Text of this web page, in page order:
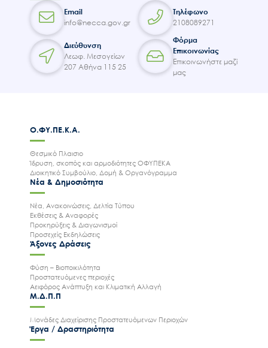
Email
info@necca.gov.gr
Τηλέφωνο
2108089271
Διεύθυνση
Λεωφ. Μεσογείων
207 Αθήνα 115 25
Φόρμα
Επικοινωνίας
Επικοινωνήστε μαζί
μας
Ο.ΦΥ.ΠΕ.Κ.Α.
Θεσμικό Πλαισιο
Ίδρυση, σκοπός και αρμοδιότητες ΟΦΥΠΕΚΑ
Διοικητικό Συμβούλιο, Δομή & Οργανόγραμμα
Νέα & Δημοσιότητα
Νέα, Ανακοινώσεις, Δελτία Τύπου
Εκθέσεις & Αναφορές
Προκηρύξεις & Διαγωνισμοί
Προσεχείς Εκδηλώσεις
Άξονες Δράσεις
Φύση – Βιοποικιλότητα
Προστατευόμενες περιοχές
Αειφόρος Ανάπτυξη και Κλιματική Αλλαγή
Μ.Δ.Π.Π
Μονάδες Διαχείρισης Προστατευόμενων Περιοχών
Έργα / Δραστηριότητα